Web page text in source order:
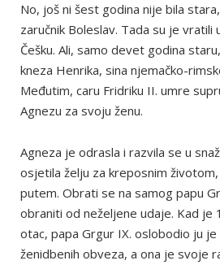
No, još ni šest godina nije bila
zaručnik Boleslav. Tada su je vratili
Češku. Ali, samo devet godina
kneza Henrika, sina njemačko-
Međutim, caru Fridriku II. umre
Agnezu za svoju ženu.
Agneza je odrasla i razvila se u
osjetila želju za kreposnim
putem. Obrati se na samog papu
obraniti od neželjene udaje. Kad je
otac, papa Grgur IX. oslobodio ju je
ženidbenih obveza, a ona je svoje